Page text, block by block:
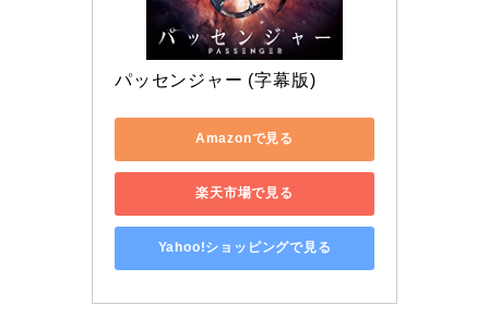
パッセンジャー (字幕版)
Amazonで見る
楽天市場で見る
Yahoo!ショッピングで見る